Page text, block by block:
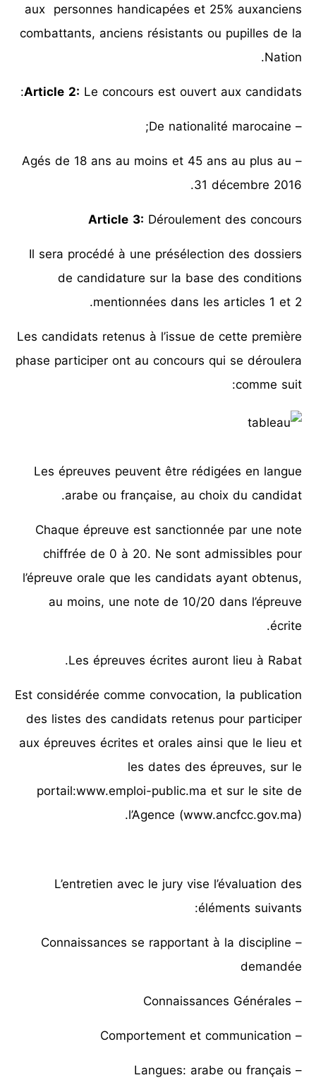
aux personnes handicapées et 25% auxanciens
combattants, anciens résistants ou pupilles de la
Nation.
Article 2: Le concours est ouvert aux candidats:
– De nationalité marocaine;
– Agés de 18 ans au moins et 45 ans au plus au
31 décembre 2016.
Article 3: Déroulement des concours
Il sera procédé à une présélection des dossiers
de candidature sur la base des conditions
mentionnées dans les articles 1 et 2.
Les candidats retenus à l’issue de cette première
phase participer ont au concours qui se déroulera
comme suit:
Les épreuves peuvent être rédigées en langue
arabe ou française, au choix du candidat.
Chaque épreuve est sanctionnée par une note
chiffrée de 0 à 20. Ne sont admissibles pour
l’épreuve orale que les candidats ayant obtenus,
au moins, une note de 10/20 dans l’épreuve
écrite.
Les épreuves écrites auront lieu à Rabat.
Est considérée comme convocation, la publication
des listes des candidats retenus pour participer
aux épreuves écrites et orales ainsi que le lieu et
les dates des épreuves, sur le
portail:www.emploi-public.ma et sur le site de
l’Agence (www.ancfcc.gov.ma).
L’entretien avec le jury vise l’évaluation des
éléments suivants:
– Connaissances se rapportant à la discipline
demandée
– Connaissances Générales
– Comportement et communication
– Langues: arabe ou français